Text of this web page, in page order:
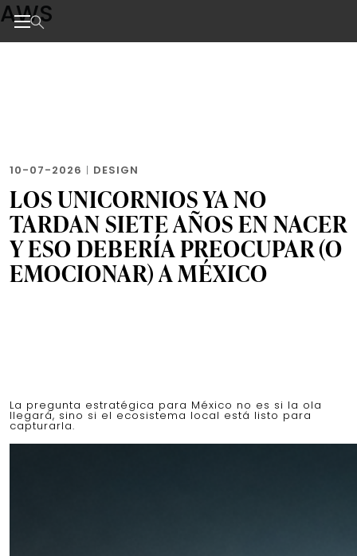
Skip
to
the
AWS
10-07-2026 | DESIGN
LOS UNICORNIOS YA NO
TARDAN SIETE AÑOS EN NACER
Y ESO DEBERÍA PREOCUPAR (O
EMOCIONAR) A MÉXICO
La pregunta estratégica para México no es si la ola
llegará, sino si el ecosistema local está listo para
capturarla.